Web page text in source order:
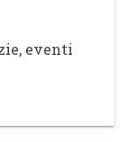
eventi